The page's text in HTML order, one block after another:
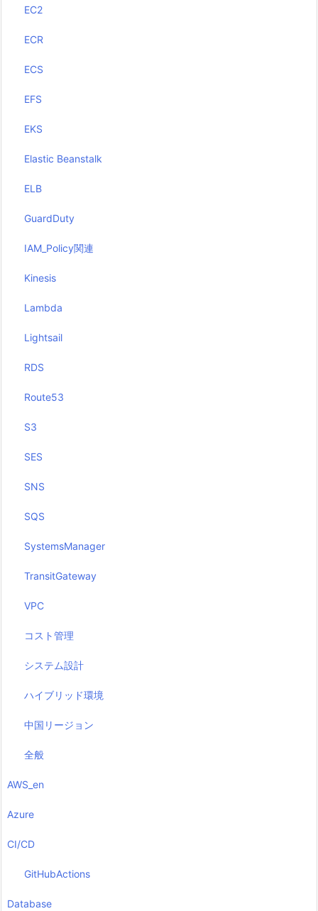
EC2
ECR
ECS
EFS
EKS
Elastic Beanstalk
ELB
GuardDuty
IAM_Policy関連
Kinesis
Lambda
Lightsail
RDS
Route53
S3
SES
SNS
SQS
SystemsManager
TransitGateway
VPC
コスト管理
システム設計
ハイブリッド環境
中国リージョン
全般
AWS_en
Azure
CI/CD
GitHubActions
Database